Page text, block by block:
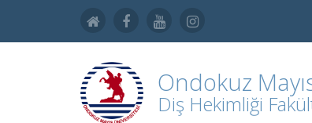
Ondokuz
Diş Hekimliği